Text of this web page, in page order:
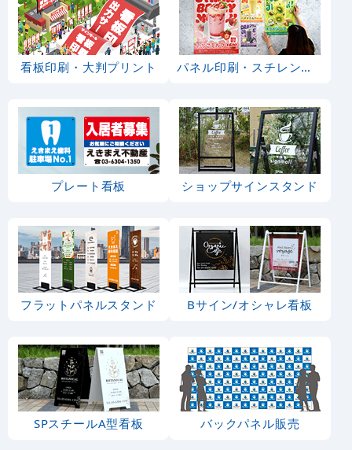
看板印刷・大判プリント パネル印刷・スチレンボード
プレート看板 ショップサインスタンド
フラットパネルスタンド Bサイン/オシャレ看板
SPスチールA型看板 バックパネル販売